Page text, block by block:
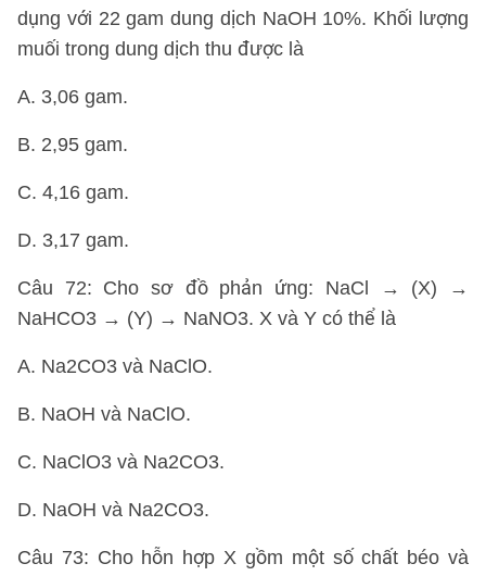
dụng với 22 gam dung dịch NaOH 10%. Khối lượng
muối trong dung dịch thu được là
A. 3,06 gam.
B. 2,95 gam.
C. 4,16 gam.
D. 3,17 gam.
Câu 72: Cho sơ đồ phản ứng: NaCl → (X) →
NaHCO3 → (Y) → NaNO3. X và Y có thể là
A. Na2CO3 và NaClO.
B. NaOH và NaClO.
C. NaClO3 và Na2CO3.
D. NaOH và Na2CO3.
Câu 73: Cho hỗn hợp X gồm một số chất béo và